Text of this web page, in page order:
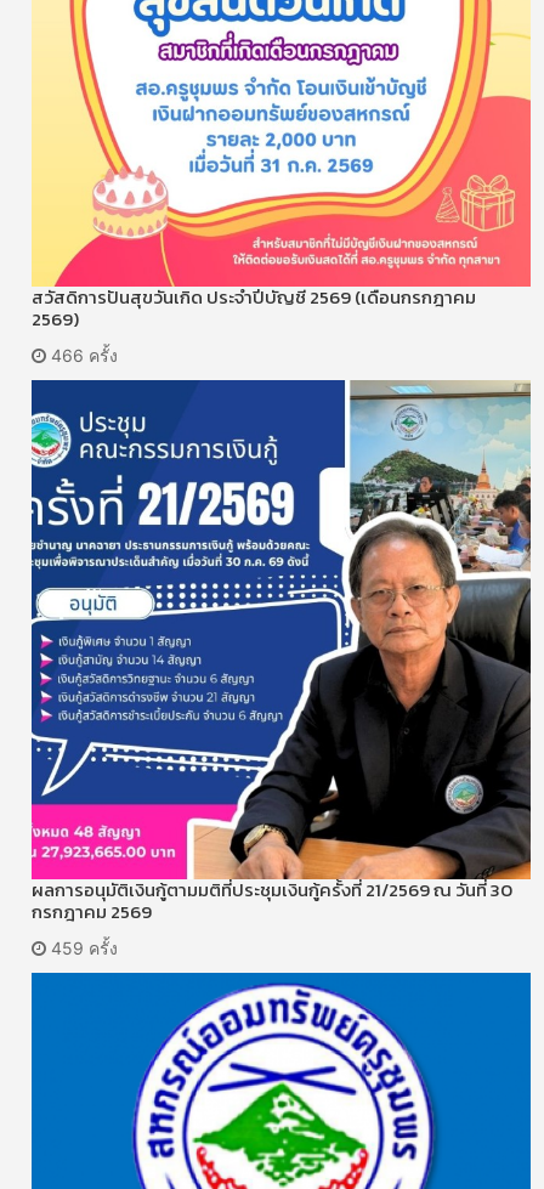
สวัสดิการปันสุขวันเกิด ประจำปีบัญชี 2569 (เดือนกรกฎาคม
2569)
466 ครั้ง
ผลการอนุมัติเงินกู้ตามมติที่ประชุมเงินกู้ครั้งที่ 21/2569 ณ วันที่ 30
กรกฎาคม 2569
459 ครั้ง